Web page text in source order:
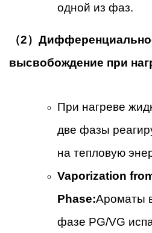
одной из фаз.
（2）
высвобождение при
При нагреве
две фазы
на тепловую
Vaporization
Phase:Ароматы
фазе PG/VG